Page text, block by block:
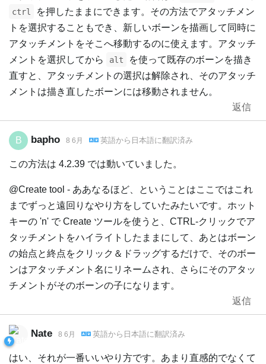
ctrl
を押したままにできます。その方法でアタッチメン
トを選択することもでき、新しいボーンを描画して同時に
アタッチメントをそこへ移動するのに使えます。アタッチ
メントを選択してから
alt
を使って既存のボーンを描き
直すと、アタッチメントの選択は解除され、そのアタッチ
メントは描き直したボーンには移動されません。
返信
B bapho 8 6月 英語から 日本語に翻訳済み
この方法は 4.2.39 では動いていました。
@Create tool - ああなるほど、ということはここではこれ
までずっと遠回りなやり方をしていたみたいです。ホット
キーの 'n' で Create ツールを使うと、CTRL-クリックでア
タッチメントをハイライトしたままにして、あとはボーン
の始点と終点をクリック＆ドラッグするだけで、そのボー
ンはアタッチメント名にリネームされ、さらにそのアタッ
チメントがそのボーンの子になります。
返信
Nate 8 6月 英語から 日本語に翻訳済み
はい、それが一番いいやり方です。あまり直感的でなくて